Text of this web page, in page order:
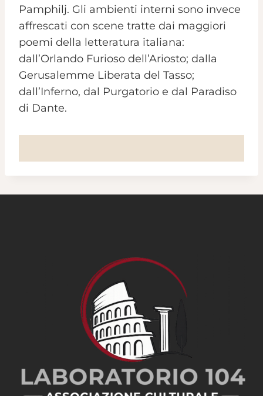
Pamphilj. Gli ambienti interni sono invece
affrescati con scene tratte dai maggiori
poemi della letteratura italiana:
dall’Orlando Furioso dell’Ariosto; dalla
Gerusalemme Liberata del Tasso;
dall’Inferno, dal Purgatorio e dal Paradiso
di Dante.